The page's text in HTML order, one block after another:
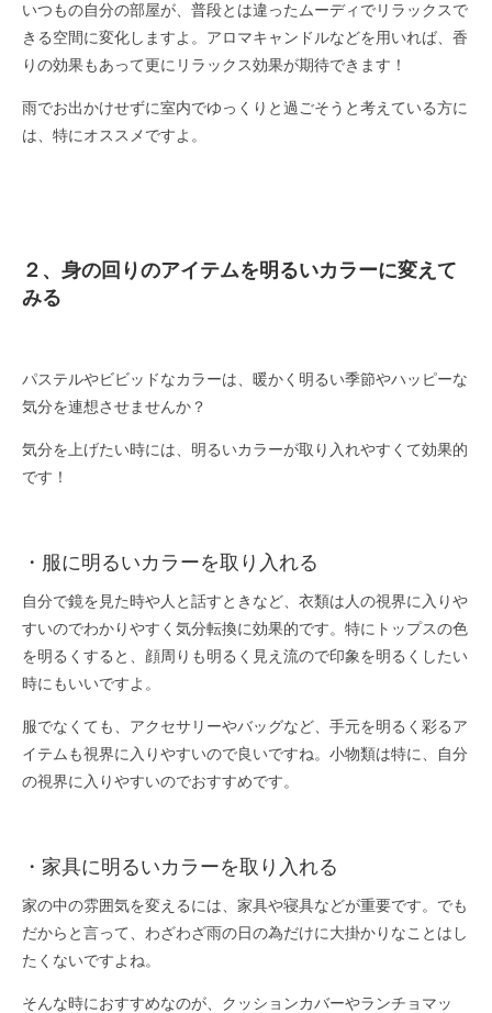
いつもの自分の部屋が、普段とは違ったムーディでリラックスで
きる空間に変化しますよ。アロマキャンドルなどを用いれば、香
りの効果もあって更にリラックス効果が期待できます！
雨でお出かけせずに室内でゆっくりと過ごそうと考えている方に
は、特にオススメですよ。
２、身の回りのアイテムを明るいカラーに変えて
みる
パステルやビビッドなカラーは、暖かく明るい季節やハッピーな
気分を連想させませんか？
気分を上げたい時には、明るいカラーが取り入れやすくて効果的
です！
・服に明るいカラーを取り入れる
自分で鏡を見た時や人と話すときなど、衣類は人の視界に入りや
すいのでわかりやすく気分転換に効果的です。特にトップスの色
を明るくすると、顔周りも明るく見え流ので印象を明るくしたい
時にもいいですよ。
服でなくても、アクセサリーやバッグなど、手元を明るく彩るア
イテムも視界に入りやすいので良いですね。小物類は特に、自分
の視界に入りやすいのでおすすめです。
・家具に明るいカラーを取り入れる
家の中の雰囲気を変えるには、家具や寝具などが重要です。でも
だからと言って、わざわざ雨の日の為だけに大掛かりなことはし
たくないですよね。
そんな時におすすめなのが、クッションカバーやランチョマッ